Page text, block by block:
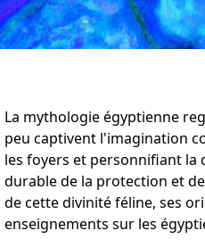
La mythologie égyptienne
peu captivent l'imagination
les foyers et personnifiant la
durable de la protection et
de cette divinité féline, ses
enseignements sur les